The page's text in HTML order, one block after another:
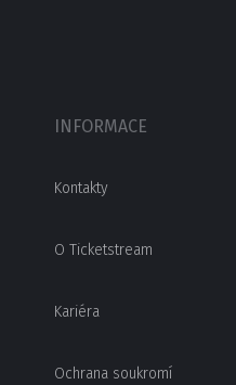
INFORMACE
Kontakty
O Ticketstream
Kariéra
Ochrana soukromí